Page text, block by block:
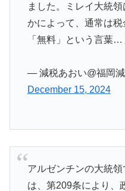
ました。ミレイ大統
かによって、通常は税
「無料」という言葉…
— 減税あおい@福岡
December 15, 2024
アルゼンチンの大統
は、第209条により、